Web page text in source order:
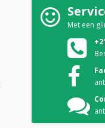
Met een